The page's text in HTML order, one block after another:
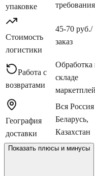
упаковке
Стоимость
логистики
45-70 руб./
заказ
Работа с
возвратами
Обработка
складе
География
доставки
Вся
Беларусь,
Казахстан
Показать плюсы и минусы